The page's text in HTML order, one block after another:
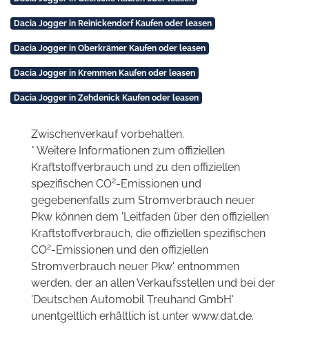
Dacia Jogger in Reinickendorf Kaufen oder leasen
Dacia Jogger in Oberkrämer Kaufen oder leasen
Dacia Jogger in Kremmen Kaufen oder leasen
Dacia Jogger in Zehdenick Kaufen oder leasen
Zwischenverkauf vorbehalten.
* Weitere Informationen zum offiziellen
Kraftstoffverbrauch und zu den offiziellen
spezifischen CO2-Emissionen und
gegebenenfalls zum Stromverbrauch neuer
Pkw können dem 'Leitfaden über den offiziellen
Kraftstoffverbrauch, die offiziellen spezifischen
CO2-Emissionen und den offiziellen
Stromverbrauch neuer Pkw' entnommen
werden, der an allen Verkaufsstellen und bei der
'Deutschen Automobil Treuhand GmbH'
unentgeltlich erhältlich ist unter www.dat.de.